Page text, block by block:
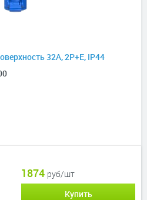
32A, 2P+E, IP44
1874 руб/шт
Купить